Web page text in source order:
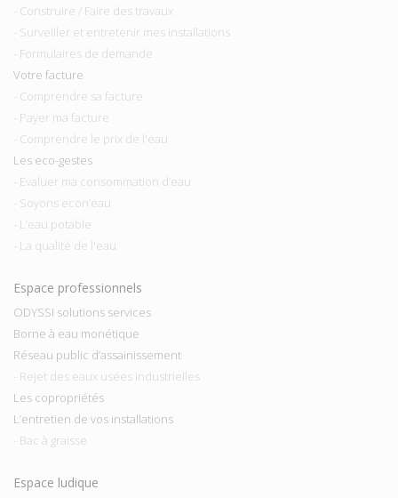
- Construire / Faire des travaux
- Surveiller et entretenir mes installations
- Formulaires de demande
Votre facture
- Comprendre sa facture
- Payer ma facture
- Comprendre le prix de l'eau
Les eco-gestes
- Evaluer ma consommation d’eau
- Soyons econ’eau
- L’eau potable
- La qualité de l'eau
Espace professionnels
ODYSSI solutions services
Borne à eau monétique
Réseau public d’assainissement
- Rejet des eaux usées industrielles
Les copropriétés
L’entretien de vos installations
- Bac à graisse
Espace ludique